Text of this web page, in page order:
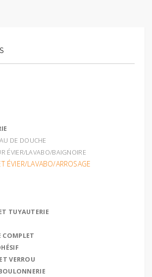
DE DOUCHE
ÉVIER/LAVABO/BAIGNOIRE
ÉVIER/LAVABO/ARROSAGE
TUYAUTERIE
COMPLET
VERROU